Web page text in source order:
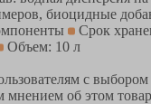
биоцидные
Срок
Объем: 10 л
с
мнением об этом